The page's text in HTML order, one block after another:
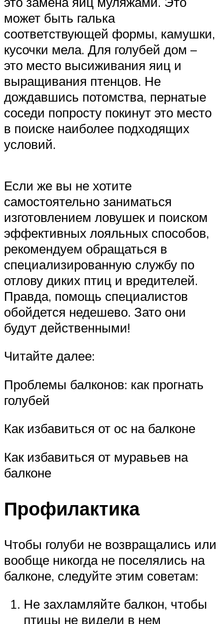
может быть галька
соответствующей формы, камушки,
кусочки мела. Для голубей дом –
это место высиживания яиц и
выращивания птенцов. Не
дождавшись потомства, пернатые
соседи попросту покинут это место
в поиске наиболее подходящих
условий.
Если же вы не хотите
самостоятельно заниматься
изготовлением ловушек и поиском
эффективных лояльных способов,
рекомендуем обращаться в
специализированную службу по
отлову диких птиц и вредителей.
Правда, помощь специалистов
обойдется недешево. Зато они
будут действенными!
Читайте далее:
Проблемы балконов: как прогнать
голубей
Как избавиться от ос на балконе
Как избавиться от муравьев на
балконе
Профилактика
Чтобы голуби не возвращались или
вообще никогда не поселялись на
балконе, следуйте этим советам:
Не захламляйте балкон, чтобы
птицы не видели в нем